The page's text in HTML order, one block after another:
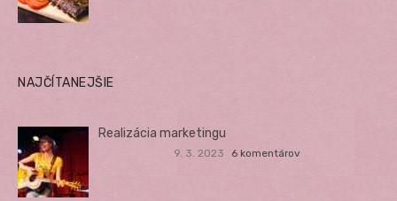
NAJČÍTANEJŠIE
Realizácia marketingu
9. 3. 2023 6 komentárov